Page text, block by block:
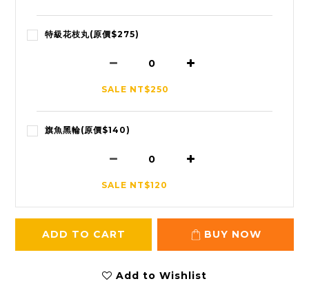
特級花枝丸(原價$275)
SALE NT$250
旗魚黑輪(原價$140)
SALE NT$120
ADD TO CART BUY NOW
Add to Wishlist